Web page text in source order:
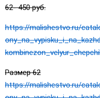
62- 450 руб.
https://malishestvo.ru/
Размер 62
https://malishestvo.ru/